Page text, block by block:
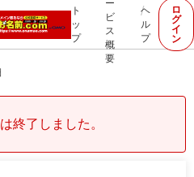
ト
ッ
プ
ー
ビ
ス
概
要
ヘ
ル
プ
ロ
グ
イ
ン
終了しました。